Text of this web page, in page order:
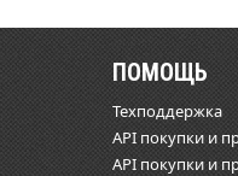
ПОМОЩЬ
Техподдержка
API покупки и
API покупки и